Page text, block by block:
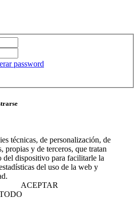
password
técnicas, de personalización, de
propias y de terceros, que tratan
del dispositivo para facilitarle la
del uso de la web y
ACEPTAR